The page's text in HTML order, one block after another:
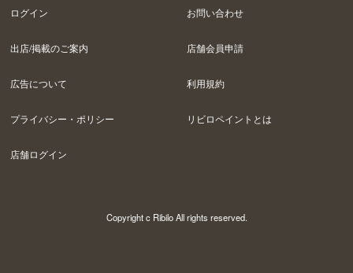
ログイン お問い合わせ
出店/掲載のご案内 店舗会員申請
広告について 利用規約
プライバシー・ポリシー リビロペイントとは
店舗ログイン
Copyright c Ribilo All rights reserved.